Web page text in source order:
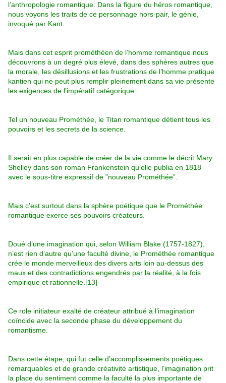
l’anthropologie romantique. Dans la figure du héros romantique,
nous voyons les traits de ce personnage hors-pair, le génie,
invoqué par Kant.
Mais dans cet esprit prométhéen de l’homme romantique nous
découvrons à un degré plus élevé, dans des sphères autres que
la morale, les désillusions et les frustrations de l’homme pratique
kantien qui ne peut plus remplir pleinement dans sa vie présente
les exigences de l’impératif catégorique.
Tel un nouveau Prométhée, le Titan romantique détient tous les
pouvoirs et les secrets de la science.
Il serait en plus capable de créer de la vie comme le décrit Mary
Shelley dans son roman Frankenstein qu’elle publia en 1818
avec le sous-titre expressif de ”nouveau Prométhée”.
Mais c’est surtout dans la sphère poétique que le Prométhée
romantique exerce ses pouvoirs créateurs.
Doué d’une imagination qui, selon William Blake (1757-1827),
n’est rien d’autre qu’une faculté divine, le Prométhée romantique
crée le monde merveilleux des divers arts loin au-dessus des
maux et des contradictions engendrés par la réalité, à la fois
empirique et rationnelle.[13]
Ce role initiateur exalté de créateur attribué à l’imagination
coïncide avec la seconde phase du développement du
romantisme.
Dans cette étape, qui fut celle d’accomplissements poétiques
remarquables et de grande créativité artistique, l’imagination prit
la place du sentiment comme la faculté la plus importante de